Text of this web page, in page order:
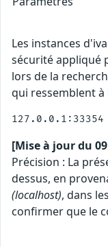
Les instances
sécurité appliqué
lors de la
qui ressemblent à
[Mise à jour du
Précision : La
dessus, en
(localhost), dans
confirmer que le